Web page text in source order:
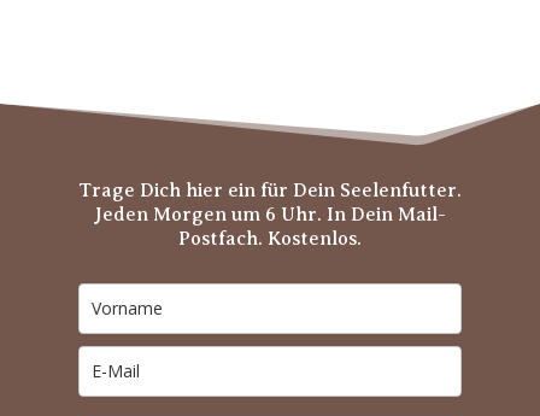
Trage Dich hier ein für Dein Seelenfutter.
Jeden Morgen um 6 Uhr. In Dein Mail-
Postfach. Kostenlos.